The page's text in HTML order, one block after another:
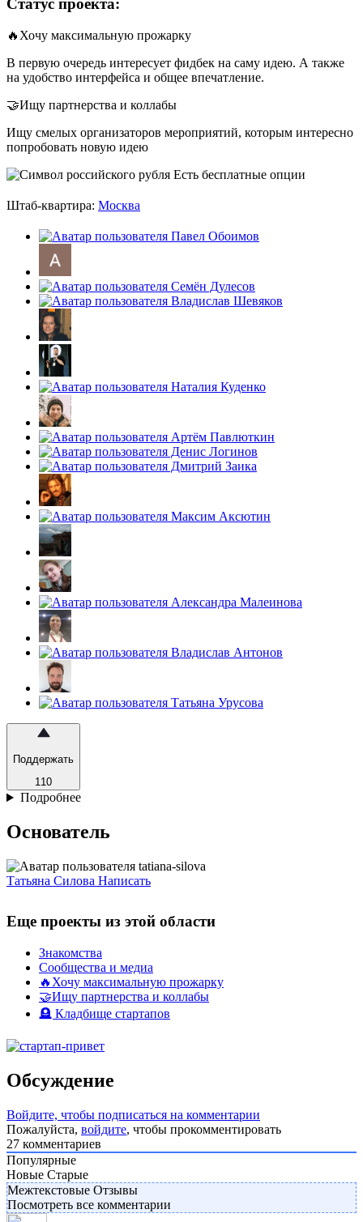
Статус проекта:
🔥Хочу максимальную прожарку
В первую очередь интересует фидбек на саму идею. А также
на удобство интерфейса и общее впечатление.
🤝Ищу партнерства и коллабы
Ищу смелых организаторов мероприятий, которым интересно
попробовать новую идею
Есть бесплатные опции
Штаб-квартира: Москва
Поддержать
110
Подробнее
Основатель
Татьяна Силова Написать
Еще проекты из этой области
Знакомства
Сообщества и медиа
🔥Хочу максимальную прожарку
🤝Ищу партнерства и коллабы
🪦 Кладбище стартапов
Обсуждение
Войдите, чтобы подписаться на комментарии
Пожалуйста, войдите, чтобы прокомментировать
27 комментариев
Популярные
Новые Старые
Межтекстовые Отзывы
Посмотреть все комментарии